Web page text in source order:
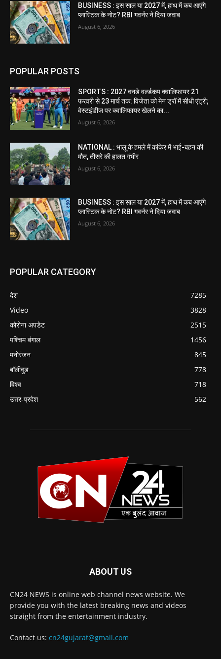
BUSINESS : इस साल या 2027 में, हाथ में कब आएंगे
प्लास्टिक के नोट? RBI गवर्नर ने दिया जवाब
August 6, 2026
POPULAR POSTS
SPORTS : 2027 वनडे वर्ल्डकप क्वालिफायर 21
फरवरी से 23 मार्च तक: विजेता को मेन ड्रॉ में सीधी एंट्री;
वेस्टइंडीज पर क्वालिफायर खेलने का...
August 6, 2026
NATIONAL : भालू के हमले में कांकेर में भाई-बहन की
मौत, तीसरे की हालत गंभीर
August 6, 2026
BUSINESS : इस साल या 2027 में, हाथ में कब आएंगे
प्लास्टिक के नोट? RBI गवर्नर ने दिया जवाब
August 6, 2026
POPULAR CATEGORY
देश
7285
Video
3828
कोरोना अपडेट
2515
पश्चिम बंगाल
1456
मनोरंजन
845
बॉलीवुड
778
विश्व
718
उत्तर-प्रदेश
562
ABOUT US
CN24 NEWS is online web channel news website. We
provide you with the latest breaking news and videos
straight from the entertainment industry.
Contact us: cn24gujarat@gmail.com